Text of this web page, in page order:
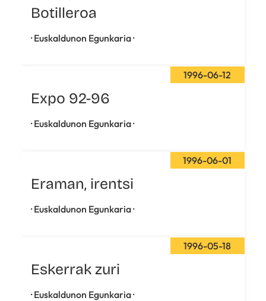
Botilleroa
· Euskaldunon Egunkaria ·
1996-06-12
Expo 92-96
· Euskaldunon Egunkaria ·
1996-06-01
Eraman, irentsi
· Euskaldunon Egunkaria ·
1996-05-18
Eskerrak zuri
· Euskaldunon Egunkaria ·